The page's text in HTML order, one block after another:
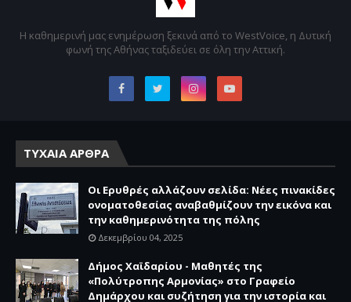
Η καθημερινή μας ενημέρωση ξεκινά από το WestVoice, η Δυτική
φωνή της Αθήνας ταξιδεύει σε όλη την Αττική.
ΤΥΧΑΙΑ ΑΡΘΡΑ
Οι Ερυθρές αλλάζουν σελίδα: Νέες πινακίδες
ονοματοθεσίας αναβαθμίζουν την εικόνα και
την καθημερινότητα της πόλης
Δεκεμβρίου 04, 2025
Δήμος Χαϊδαρίου - Μαθητές της
«Πολύτροπης Αρμονίας» στο Γραφείο
Δημάρχου και συζήτηση για την ιστορία και